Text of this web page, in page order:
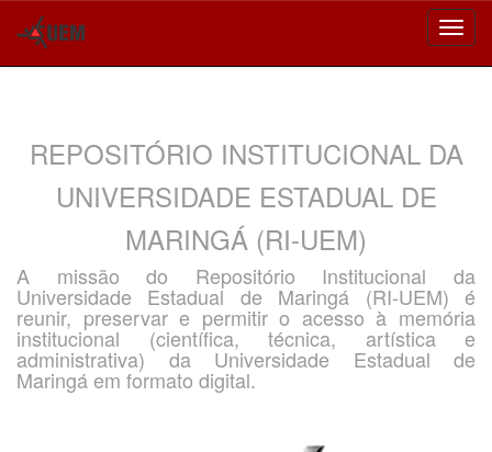
REPOSITÓRIO INSTITUCIONAL DA
UNIVERSIDADE ESTADUAL DE
MARINGÁ (RI-UEM)
A missão do Repositório Institucional da
Universidade Estadual de Maringá (RI-UEM) é
reunir, preservar e permitir o acesso à memória
institucional (científica, técnica, artística e
administrativa) da Universidade Estadual de
Maringá em formato digital.